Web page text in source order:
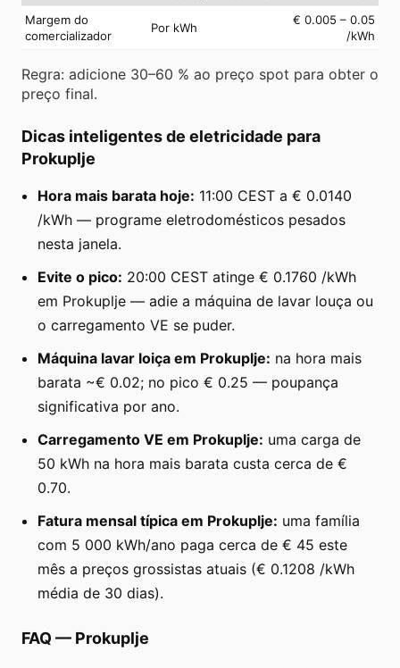
Margem do
comercializador
Por kWh
€ 0.005 – 0.05
/kWh
Regra: adicione 30–60 % ao preço spot para obter o
preço final.
Dicas inteligentes de eletricidade para
Prokuplje
Hora mais barata hoje: 11:00 CEST a € 0.0140
/kWh — programe eletrodomésticos pesados
nesta janela.
Evite o pico: 20:00 CEST atinge € 0.1760 /kWh
em Prokuplje — adie a máquina de lavar louça ou
o carregamento VE se puder.
Máquina lavar loiça em Prokuplje: na hora mais
barata ~€ 0.02; no pico € 0.25 — poupança
significativa por ano.
Carregamento VE em Prokuplje: uma carga de
50 kWh na hora mais barata custa cerca de €
0.70.
Fatura mensal típica em Prokuplje: uma família
com 5 000 kWh/ano paga cerca de € 45 este
mês a preços grossistas atuais (€ 0.1208 /kWh
média de 30 dias).
FAQ — Prokuplje